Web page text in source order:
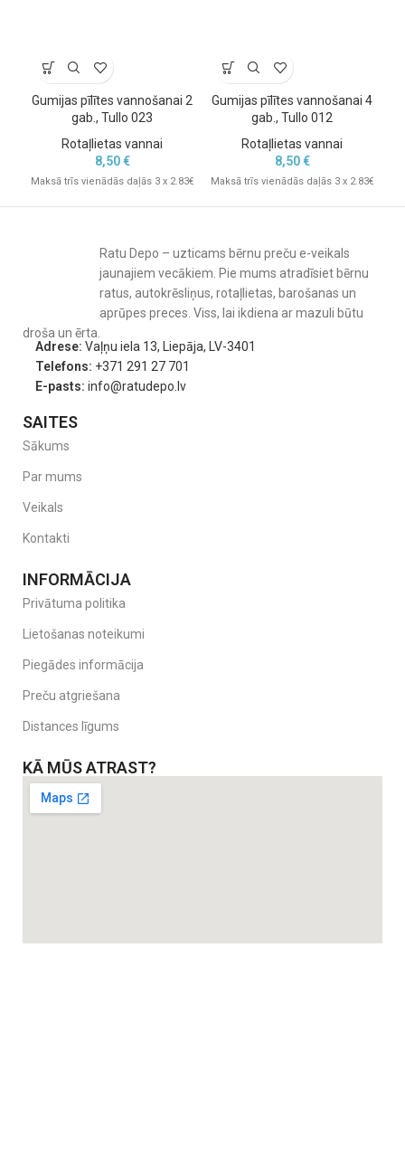
Gumijas pīlītes vannošanai 2
gab., Tullo 023
Rotaļlietas vannai
8,50€
Maksā trīs vienādās daļās 3 x 2.83€
Gumijas pīlītes vannošanai 4
gab., Tullo 012
Rotaļlietas vannai
8,50€
Maksā trīs vienādās daļās 3 x 2.83€
Ratu Depo – uzticams bērnu preču e-veikals
jaunajiem vecākiem. Pie mums atradīsiet bērnu
ratus, autokrēsliņus, rotaļlietas, barošanas un
aprūpes preces. Viss, lai ikdiena ar mazuli būtu
droša un ērta.
Adrese: Vaļņu iela 13, Liepāja, LV-3401
Telefons: +371 291 27 701
E-pasts: info@ratudepo.lv
SAITES
Sākums
Par mums
Veikals
Kontakti
INFORMĀCIJA
Privātuma politika
Lietošanas noteikumi
Piegādes informācija
Preču atgriešana
Distances līgums
KĀ MŪS ATRAST?